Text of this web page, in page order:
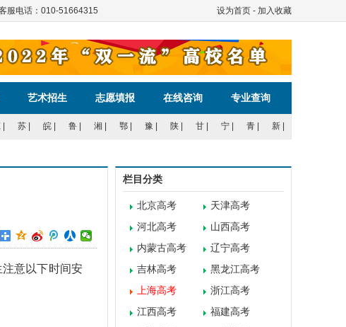
客服电话：010-51664315 设为首页 - 加入收藏
艺术招生 志愿填报 在线咨询 专业查询
苏 皖 鲁 湘 鄂 豫 陕 甘 宁 青 新
意以下时间安
栏目分类
北京高考
天津高考
河北高考
山西高考
内蒙古高考
辽宁高考
吉林高考
黑龙江高考
上海高考
浙江高考
江西高考
福建高考